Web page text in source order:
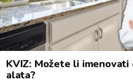
KVIZ: Možete li
alata?